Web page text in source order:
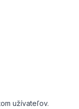
užívateľov.